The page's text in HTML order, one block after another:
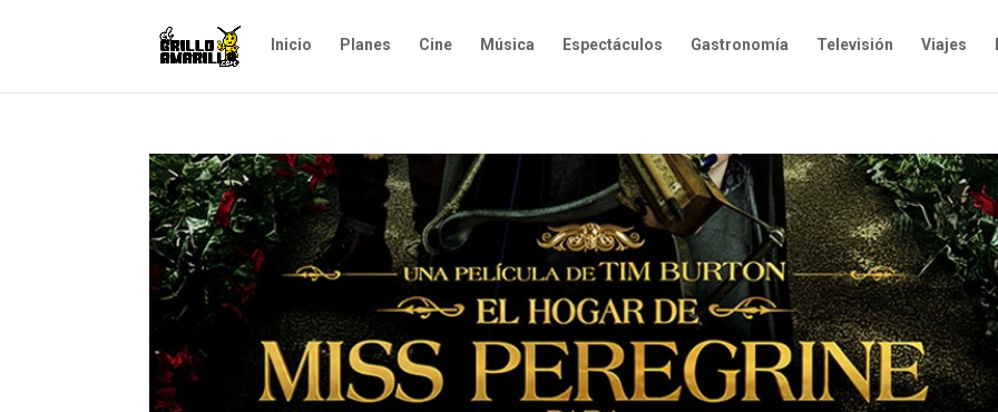
Inicio Planes Cine Música Espectáculos Gastronomía Televisión Viajes